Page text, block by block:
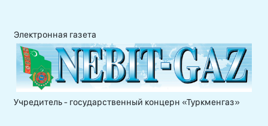
Электронная газета
Учредитель - государственный концерн «Туркменгаз»